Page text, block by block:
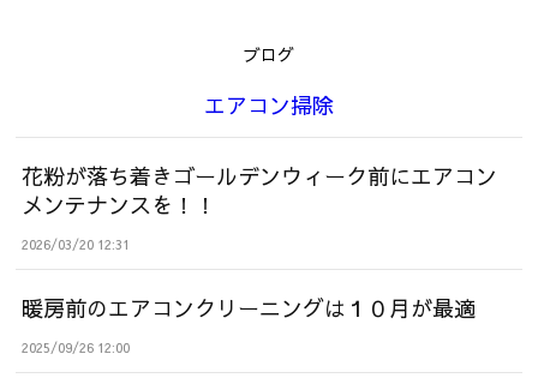
ブログ
エアコン掃除
花粉が落ち着きゴールデンウィーク前にエアコン
メンテナンスを！！
2026/03/20 12:31
暖房前のエアコンクリーニングは１０月が最適
2025/09/26 12:00